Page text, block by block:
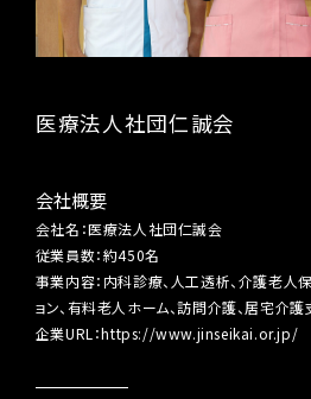
医療法人社団仁誠会
会社概要
会社名：医療法人社団仁誠会
従業員数：約450名
事業内容：内科診療、人工透析、介護老人
ョン、有料老人ホーム、訪問介護、居宅介
企業URL：https://www.jinseikai.or.jp/